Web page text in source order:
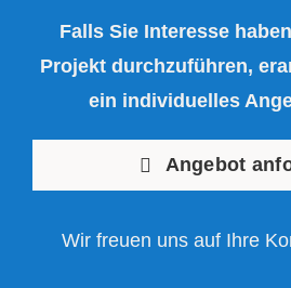
Falls Sie Interesse
Projekt durchzuführen,
ein individuelles
Angebot
Wir freuen uns auf Ihre